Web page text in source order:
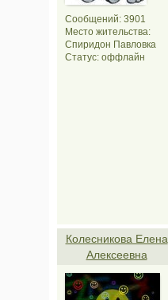
Сообщений: 3901
Место жительства:
Спиридон Павловка
Статус: оффлайн
Колесникова Елена
Алексеевна